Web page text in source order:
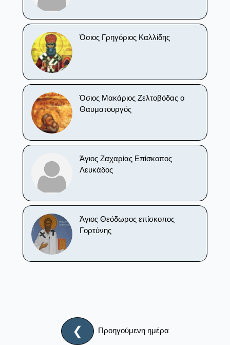
Όσιος Γρηγόριος Καλλίδης
Όσιος Μακάριος Ζελτοβόδας ο
Θαυματουργός
Άγιος Ζαχαρίας Επίσκοπος
Λευκάδος
Άγιος Θεόδωρος επίσκοπος
Γορτύνης
❮ Προηγούμενη ημέρα